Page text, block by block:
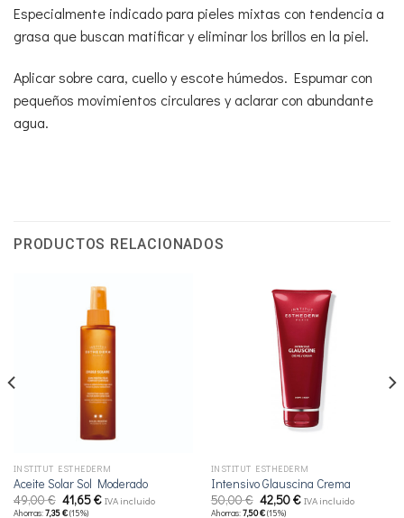
Especialmente indicado para pieles mixtas con tendencia a
grasa que buscan matificar y eliminar los brillos en la piel.
Aplicar sobre cara, cuello y escote húmedos. Espumar con
pequeños movimientos circulares y aclarar con abundante
agua.
PRODUCTOS RELACIONADOS
INSTITUT ESTHEDERM
Aceite Solar Sol Moderado
49,00€ El
precio
41,65€ElIVA incluido
Ahorras:7,35€(15%)
INSTITUT ESTHEDERM
Intensivo Glauscina Crema
50,00€ El
precio
42,50€ElIVA incluido
Ahorras:7,50€(15%)